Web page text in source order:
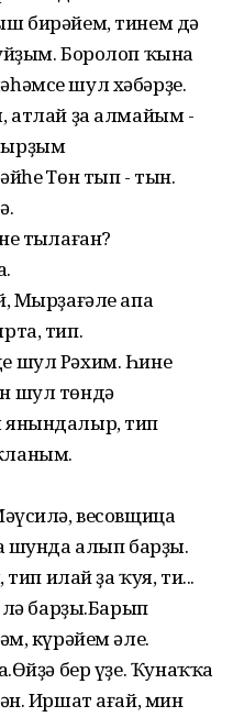
бирәйем, тинем дә
Боролоп ҡына
шул хәбәрҙе.
атлай ҙа алмайым -
Төн тып - тын.
тыңлаған?
апаң
тип.
шул Рәхим. Һине
шул төндә
янындалыр, тип
весовщица
шунда алып барҙы.
илай ҙа ҡуя, ти...
лә барҙы.Барып
күрәйем әле.
бер үҙе. Ҡунаҡҡа
Иршат ағай, мин